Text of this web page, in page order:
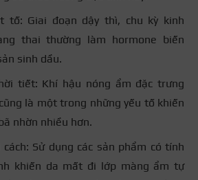
tố: Giai đoạn dậy thì, chu kỳ kinh
thai thường làm hormone biến
sinh dầu.
tiết: Khí hậu nóng ẩm đặc trưng
là một trong những yếu tố khiến
nhờn nhiều hơn.
cách: Sử dụng các sản phẩm có tính
khiến da mất đi lớp màng ẩm tự